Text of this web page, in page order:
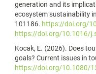
generation and its
ecosystem sustainability
101186. https://doi.org/
https://doi.org/10.1016/
Kocak, E. (2026). Does
goals? Current issues in
https://doi.org/10.1080/